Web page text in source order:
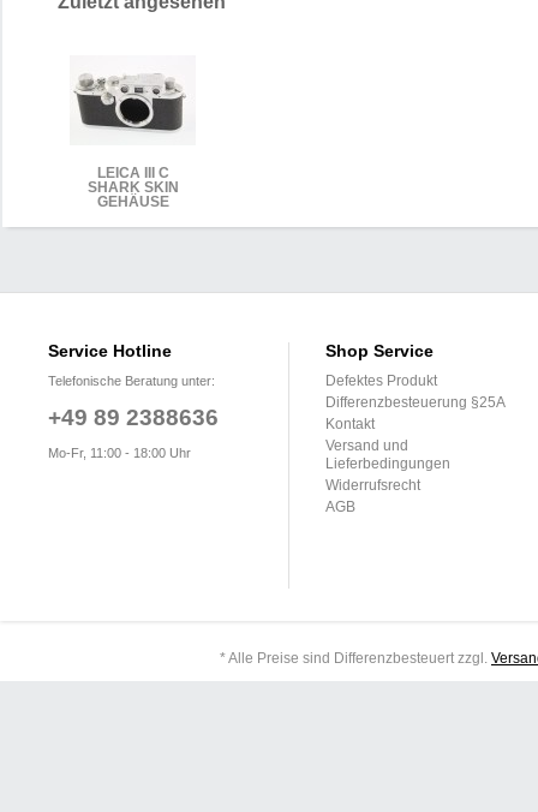
LEICA III C
SHARK SKIN
GEHÄUSE
Service Hotline
Telefonische Beratung unter:
+49 89 2388636
Mo-Fr, 11:00 - 18:00 Uhr
Shop Service
Defektes Produkt
Differenzbesteuerung §25A
Kontakt
Versand und
Lieferbedingungen
Widerrufsrecht
AGB
* Alle Preise sind Differenzbesteuert zzgl.